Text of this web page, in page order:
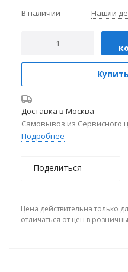
В наличии Нашли
Доставка в Москва
Самовывоз из Сервисного
Подробнее
Поделиться
Цена действительна только
отличаться от цен в